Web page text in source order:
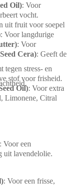
Oil): Voor
vocht.
uit fruit voor soepel
: Voor langdurige
: Voor
Cera): Geeft de
tegen stress- en
stof voor frisheid.
Oil): Voor extra
Limonene, Citral
: Voor een
uit lavendelolie.
: Voor een frisse,